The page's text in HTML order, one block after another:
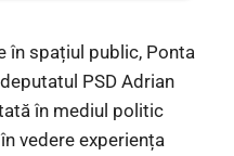
spațiul public, Ponta
PSD Adrian
în mediul politic
vedere experiența